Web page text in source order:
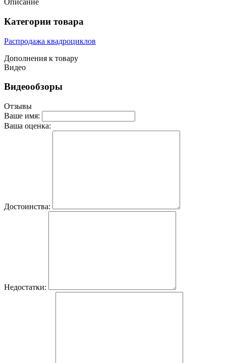
Описание
Категории товара
Распродажа квадроциклов
Дополнения к товару
Видео
Видеообзоры
Отзывы
Ваше имя:
Ваша оценка:
Достоинства:
Недостатки: